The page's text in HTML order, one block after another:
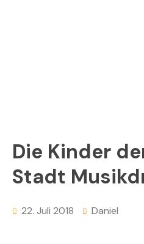
Die Kinder
Stadt
22. Juli 2018 Daniel